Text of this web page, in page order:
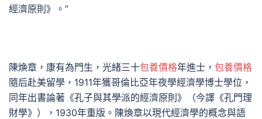
經濟原則》。”
陳煥章，康有為門生，光緒三十包養價格年進士， 包養價格
隨后赴美留學，1911年獲哥倫比亞年夜學經濟學博士學位，
同年出書論著《孔子與其學派的經濟原則》（今譯《孔門理
財學》），1930年重版。陳煥章以現代經濟學的概念與語